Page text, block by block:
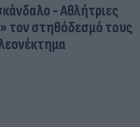
- Aθλήτριες
τον στηθόδεσμό τους